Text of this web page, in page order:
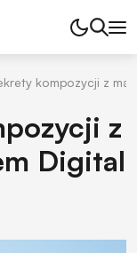
kompozycji z
z
Digital